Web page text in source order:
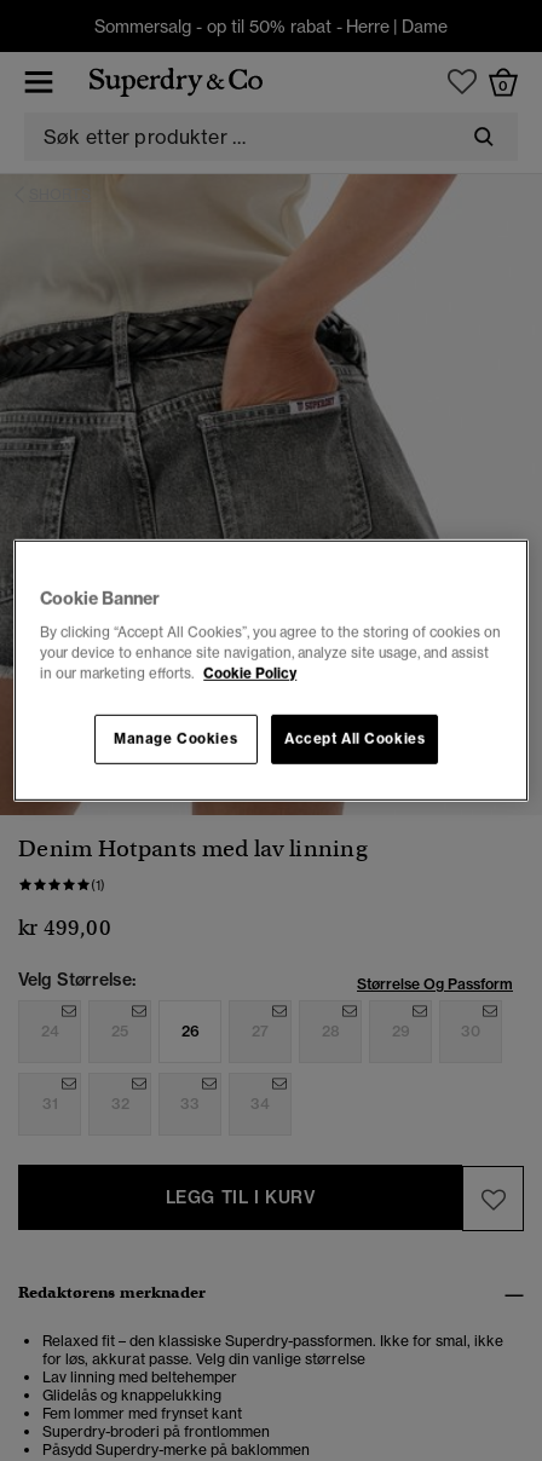
Sommersalg - op til 50% rabat - Herre | Dame
0
2 3 5 6 7
Denim Hotpants med lav linning
(1)
kr 499,00
Velg Størrelse: Størrelse Og Passform
24 25 26 27 28 29 30
31 32 33 34
LEGG TIL I KURV
Redaktørens merknader
Relaxed fit – den klassiske Superdry-passformen. Ikke for smal, ikke
for løs, akkurat passe. Velg din vanlige størrelse
Lav linning med beltehemper
Glidelås og knappelukking
Fem lommer med frynset kant
Superdry-broderi på frontlommen
Påsydd Superdry-merke på baklommen
Cookie Banner
By clicking “Accept All Cookies”, you agree to the storing of cookies on
your device to enhance site navigation, analyze site usage, and assist
in our marketing efforts. Cookie Policy
Accept All Cookies
Manage Cookies